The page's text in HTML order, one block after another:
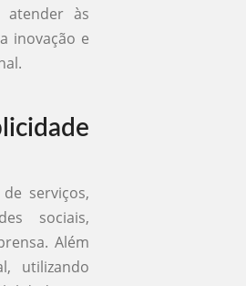
atender às
inovação e
serviços,
sociais,
Além
utilizando